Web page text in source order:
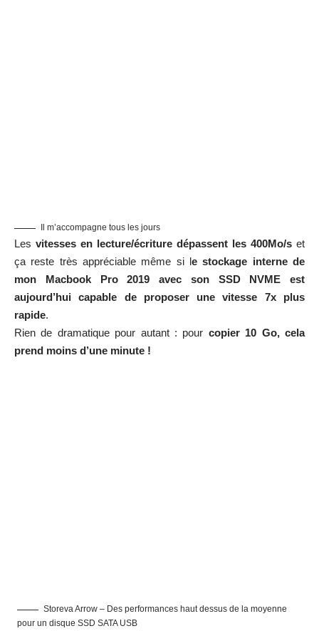
Il m’accompagne tous les jours
Les vitesses en lecture/écriture dépassent les 400Mo/s et
ça reste très appréciable même si le stockage interne de
mon Macbook Pro 2019 avec son SSD NVME est
aujourd’hui capable de proposer une vitesse 7x plus
rapide.
Rien de dramatique pour autant : pour copier 10 Go, cela
prend moins d’une minute !
Storeva Arrow – Des performances haut dessus de la moyenne
pour un disque SSD SATA USB